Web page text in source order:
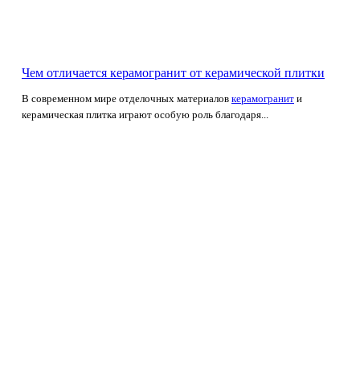
Чем отличается керамогранит от керамической плитки
В современном мире отделочных материалов керамогранит и
керамическая плитка играют особую роль благодаря...